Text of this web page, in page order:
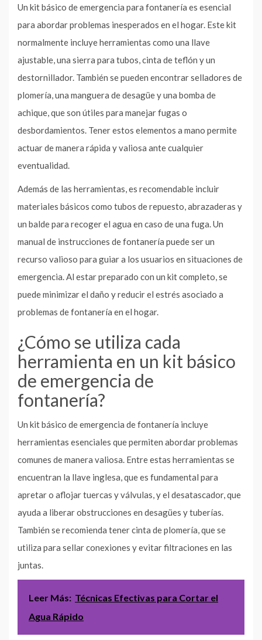
Un kit básico de emergencia para fontanería es esencial
para abordar problemas inesperados en el hogar. Este kit
normalmente incluye herramientas como una llave
ajustable, una sierra para tubos, cinta de teflón y un
destornillador. También se pueden encontrar selladores de
plomería, una manguera de desagüe y una bomba de
achique, que son útiles para manejar fugas o
desbordamientos. Tener estos elementos a mano permite
actuar de manera rápida y valiosa ante cualquier
eventualidad.
Además de las herramientas, es recomendable incluir
materiales básicos como tubos de repuesto, abrazaderas y
un balde para recoger el agua en caso de una fuga. Un
manual de instrucciones de fontanería puede ser un
recurso valioso para guiar a los usuarios en situaciones de
emergencia. Al estar preparado con un kit completo, se
puede minimizar el daño y reducir el estrés asociado a
problemas de fontanería en el hogar.
¿Cómo se utiliza cada
herramienta en un kit básico
de emergencia de
fontanería?
Un kit básico de emergencia de fontanería incluye
herramientas esenciales que permiten abordar problemas
comunes de manera valiosa. Entre estas herramientas se
encuentran la llave inglesa, que es fundamental para
apretar o aflojar tuercas y válvulas, y el desatascador, que
ayuda a liberar obstrucciones en desagües y tuberías.
También se recomienda tener cinta de plomería, que se
utiliza para sellar conexiones y evitar filtraciones en las
juntas.
Leer Más: Técnicas Efectivas para Cortar el
Agua Rápido